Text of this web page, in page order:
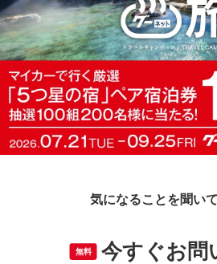
気になることを聞い
無料 今すぐお問